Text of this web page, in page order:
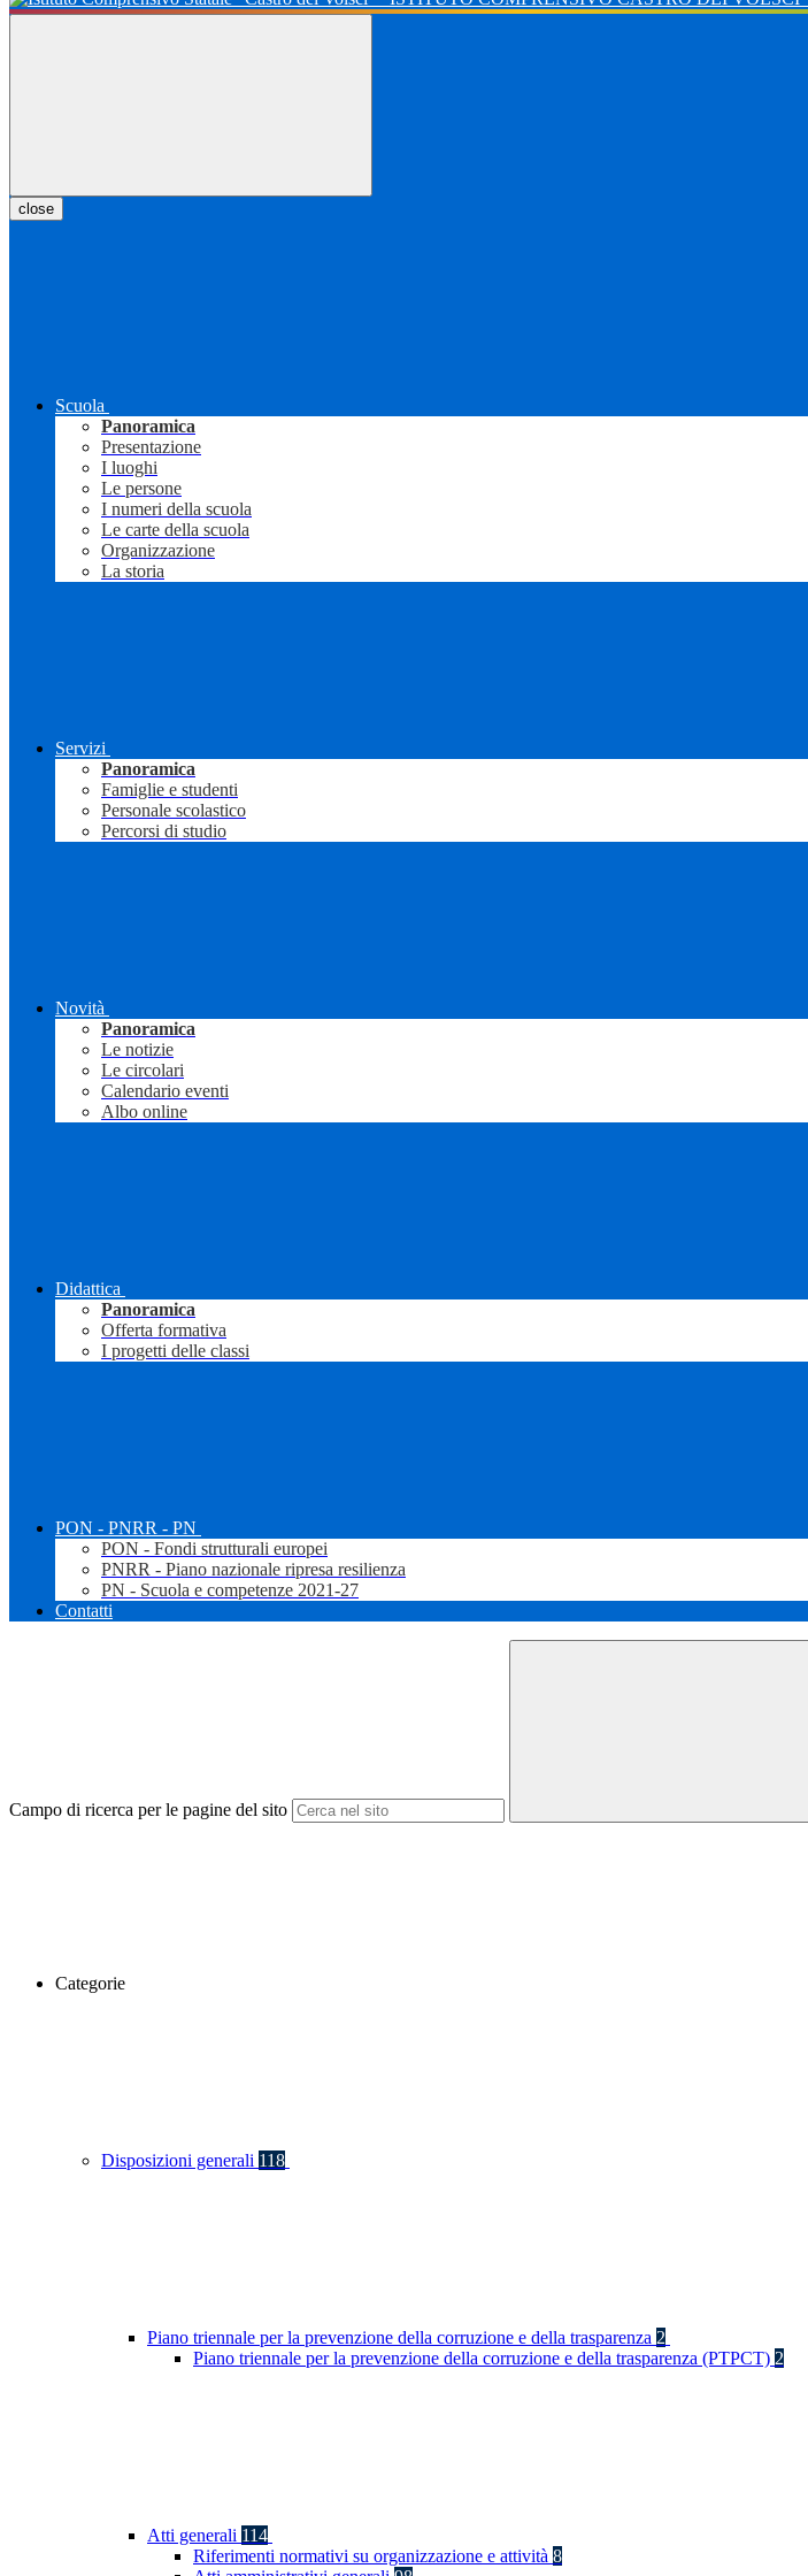
close
Scuola
Panoramica
Presentazione
I luoghi
Le persone
I numeri della scuola
Le carte della scuola
Organizzazione
La storia
Servizi
Panoramica
Famiglie e studenti
Personale scolastico
Percorsi di studio
Novità
Panoramica
Le notizie
Le circolari
Calendario eventi
Albo online
Didattica
Panoramica
Offerta formativa
I progetti delle classi
PON - PNRR - PN
PON - Fondi strutturali europei
PNRR - Piano nazionale ripresa resilienza
PN - Scuola e competenze 2021-27
Contatti
Campo di ricerca per le pagine del sito
Categorie
Disposizioni generali 118
Piano triennale per la prevenzione della corruzione e della trasparenza 2
Piano triennale per la prevenzione della corruzione e della trasparenza (PTPCT) 2
Atti generali 114
Riferimenti normativi su organizzazione e attività 8